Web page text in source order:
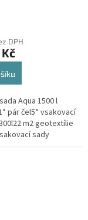
DPH
Aqua 1500 l
pár čel5* vsakovací
m2 geotextílie
sady
Nosnost bloků až